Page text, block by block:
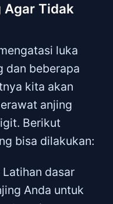
Agar Tidak
luka
dan beberapa
kita akan
anjing
Berikut
bisa dilakukan:
Latihan dasar
Anda untuk